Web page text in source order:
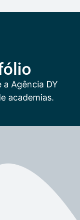
Agência DY
academias.